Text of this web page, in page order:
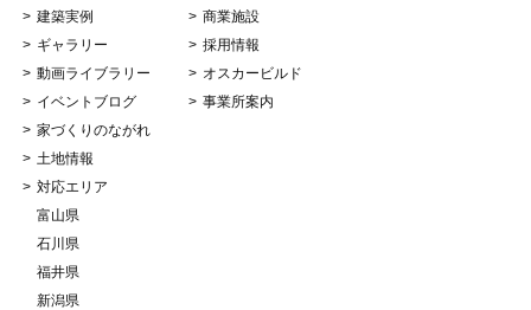
建築実例
ギャラリー
動画ライブラリー
イベントブログ
家づくりのながれ
土地情報
対応エリア
富山県
石川県
福井県
新潟県
商業施設
採用情報
オスカービルド
事業所案内